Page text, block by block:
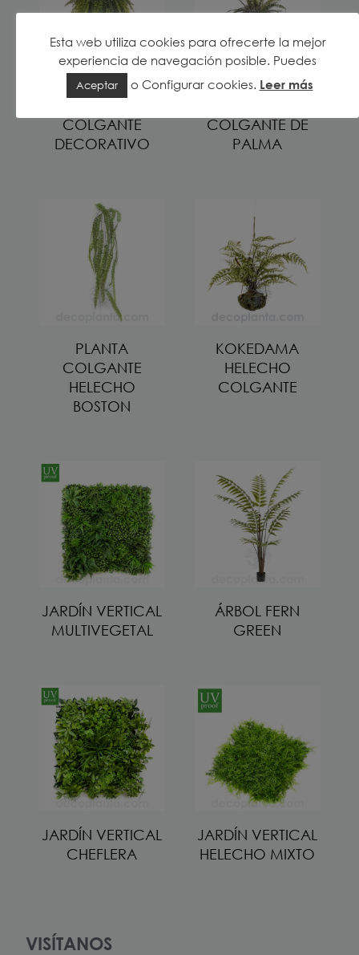
COLGANTE
DECORATIVO
COLGANTE DE
PALMA
PLANTA
COLGANTE
HELECHO
BOSTON
KOKEDAMA
HELECHO
COLGANTE
JARDÍN VERTICAL
MULTIVEGETAL
ÁRBOL FERN
GREEN
JARDÍN VERTICAL
CHEFLERA
JARDÍN VERTICAL
HELECHO MIXTO
VISÍTANOS
Esta web utiliza cookies para ofrecerte la mejor
experiencia de navegación posible. Puedes
Aceptar o Configurar cookies Leer más